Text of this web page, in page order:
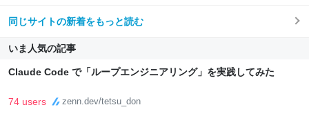
同じサイトの新着をもっと読む
いま人気の記事
Claude Code で「ループエンジニアリング」を実践してみた
74 users zenn.dev/tetsu_don